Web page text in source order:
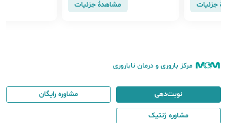
جزئیات
می تواند نگرانی های شما را تا حد زیا
مشاهدهٔ جزئیات
مرکز باروری و درمان ناباروری
نوبت‌دهی مشاوره رایگان
مشاوره ژنتیک